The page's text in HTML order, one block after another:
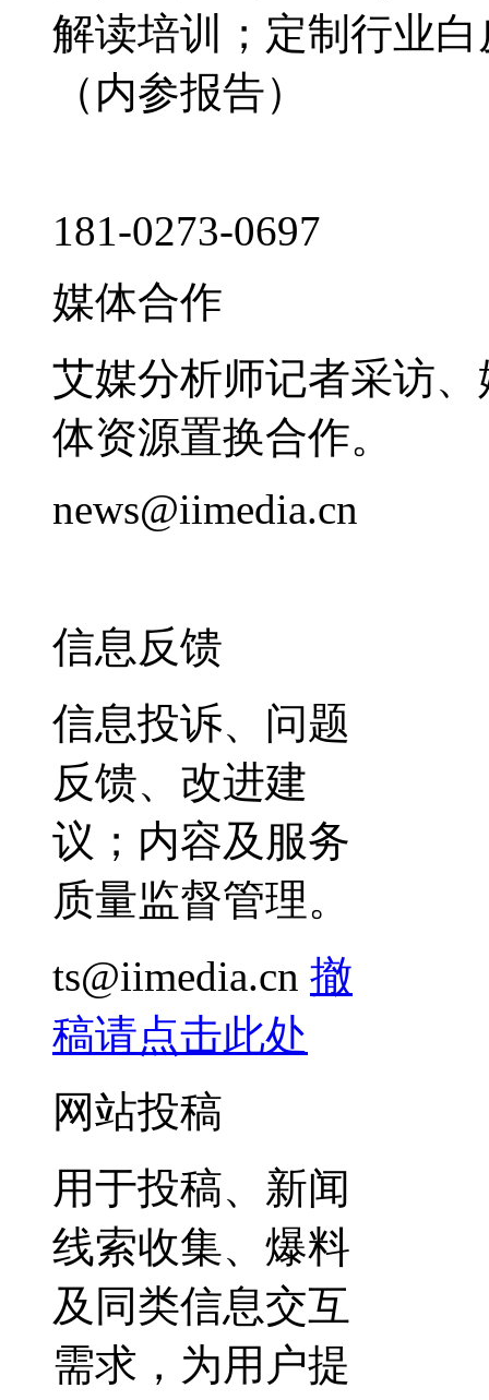
解读培训；定制行业
（内参报告）
181-0273-0697
媒体合作
艾媒分析师记者采访
体资源置换合作。
news@iimedia.cn
信息反馈
信息投诉、问题
反馈、改进建
议；内容及服务
质量监督管理。
ts@iimedia.cn 撤
稿请点击此处
网站投稿
用于投稿、新闻
线索收集、爆料
及同类信息交互
需求，为用户提